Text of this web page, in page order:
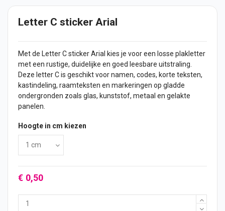
Letter C sticker Arial
Met de Letter C sticker Arial kies je voor een losse plakletter
met een rustige, duidelijke en goed leesbare uitstraling.
Deze letter C is geschikt voor namen, codes, korte teksten,
kastindeling, raamteksten en markeringen op gladde
ondergronden zoals glas, kunststof, metaal en gelakte
panelen.
Hoogte in cm kiezen
€ 0,50